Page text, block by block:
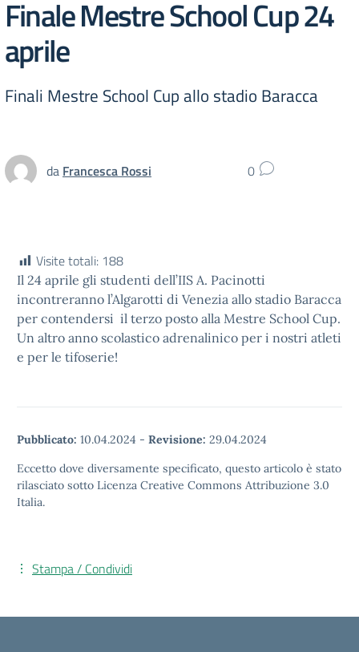
Finale Mestre School Cup 24
aprile
Finali Mestre School Cup allo stadio Baracca
da Francesca Rossi 0
Visite totali: 188
Il 24 aprile gli studenti dell’IIS A. Pacinotti
incontreranno l’Algarotti di Venezia allo stadio Baracca
per contendersi il terzo posto alla Mestre School Cup.
Un altro anno scolastico adrenalinico per i nostri atleti
e per le tifoserie!
Pubblicato: 10.04.2024 - Revisione: 29.04.2024
Eccetto dove diversamente specificato, questo articolo è stato
rilasciato sotto Licenza Creative Commons Attribuzione 3.0
Italia.
Stampa / Condividi